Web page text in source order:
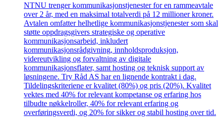
NTNU trenger kommunikasjonstjenester for en rammeavtale
over 2 år, med en maksimal totalverdi på 12 millioner kroner.
Avtalen omfatter helhetlige kommunikasjonstjenester som skal
støtte oppdragsgivers strategiske og operative
kommunikasjonsarbeid, inkludert
kommunikasjonsrådgivning, innholdsproduksjon,
videreutvikling og forvaltning av digitale
kommunikasjonsflater, samt hosting og teknisk support av
løsningene. Try Råd AS har en lignende kontrakt i dag.
Tildelingskriteriene er kvalitet (80%) og pris (20%). Kvalitet
vektes med 40% for relevant kompetanse og erfaring hos
tilbudte nøkkelroller, 40% for relevant erfaring og
overføringsverdi, og 20% for sikker og stabil hosting over tid.